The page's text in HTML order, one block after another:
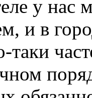
у нас
и в
таки